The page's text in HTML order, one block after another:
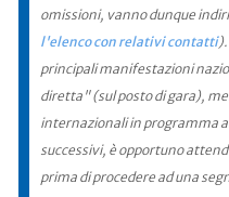
omissioni, vanno dunque
l'elenco con relativi contatti).
principali manifestazioni
diretta" (sul posto di gara),
internazionali in programma
successivi, è opportuno
prima di procedere ad una